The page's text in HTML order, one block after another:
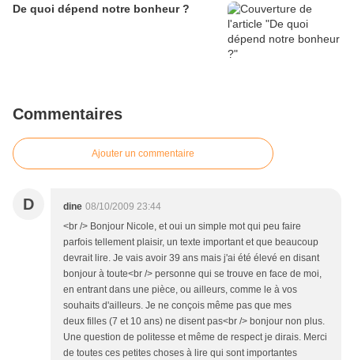
De quoi dépend notre bonheur ?
Commentaires
Ajouter un commentaire
D dine 08/10/2009 23:44
<br /> Bonjour Nicole, et oui un simple mot qui peu faire
parfois tellement plaisir, un texte important et que beaucoup
devrait lire. Je vais avoir 39 ans mais j'ai été élevé en disant
bonjour à toute<br /> personne qui se trouve en face de moi,
en entrant dans une pièce, ou ailleurs, comme le à vos
souhaits d'ailleurs. Je ne conçois même pas que mes
deux filles (7 et 10 ans) ne disent pas<br /> bonjour non plus.
Une question de politesse et même de respect je dirais. Merci
de toutes ces petites choses à lire qui sont importantes